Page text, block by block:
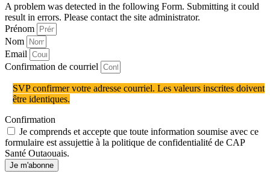
A problem was detected in the following Form. Submitting it could
result in errors. Please contact the site administrator.
Prénom
Nom
Email
Confirmation de courriel
SVP confirmer votre adresse courriel. Les valeurs inscrites doivent
être identiques.
Confirmation
Je comprends et accepte que toute information soumise avec ce
formulaire est assujettie à la politique de confidentialité de CAP
Santé Outaouais.
Je m'abonne